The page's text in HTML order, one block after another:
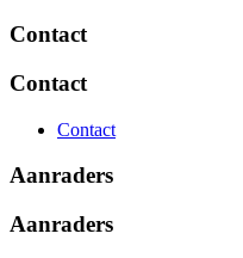
Contact
Contact
Contact
Aanraders
Aanraders